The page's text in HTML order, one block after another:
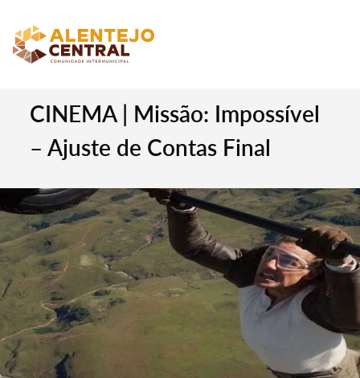
CINEMA | Missão: Impossível
– Ajuste de Contas Final